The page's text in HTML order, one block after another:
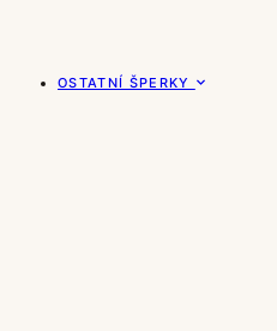
OSTATNÍ ŠPERKY